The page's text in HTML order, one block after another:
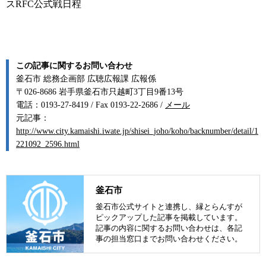
スRFC公式戦日程
この記事に関するお問い合わせ
釜石市 総務企画部 広聴広報課 広報係
〒026-8686 岩手県釜石市只越町3丁目9番13号
電話：0193-27-8419 / Fax 0193-22-2686 / メール
元記事：
http://www.city.kamaishi.iwate.jp/shisei_joho/koho/backnumber/detail/1
221092_2596.html
釜石市
釜石市公式サイトと連携し、縁とらんすが
ピックアップした記事を掲載しています。
記事の内容に関するお問い合わせは、各記
事の担当窓口までお問い合わせください。